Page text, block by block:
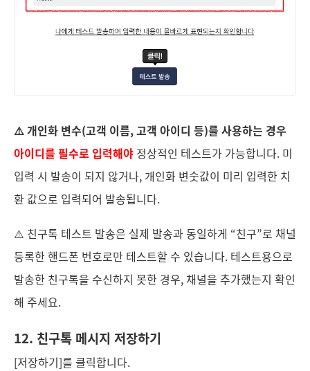
⚠️ 개인화 변수(고객 이름, 고객 아이디 등)를 사용하는 경우
아이디를 필수로 입력해야 정상적인 테스트가 가능합니다. 미
입력 시 발송이 되지 않거나, 개인화 변숫값이 미리 입력한 치
환 값으로 입력되어 발송됩니다.
⚠️ 친구톡 테스트 발송은 실제 발송과 동일하게 “친구”로 채널
등록한 핸드폰 번호로만 테스트할 수 있습니다. 테스트용으로
발송한 친구톡을 수신하지 못한 경우, 채널을 추가했는지 확인
해 주세요.
12. 친구톡 메시지 저장하기
[저장하기]를 클릭합니다.